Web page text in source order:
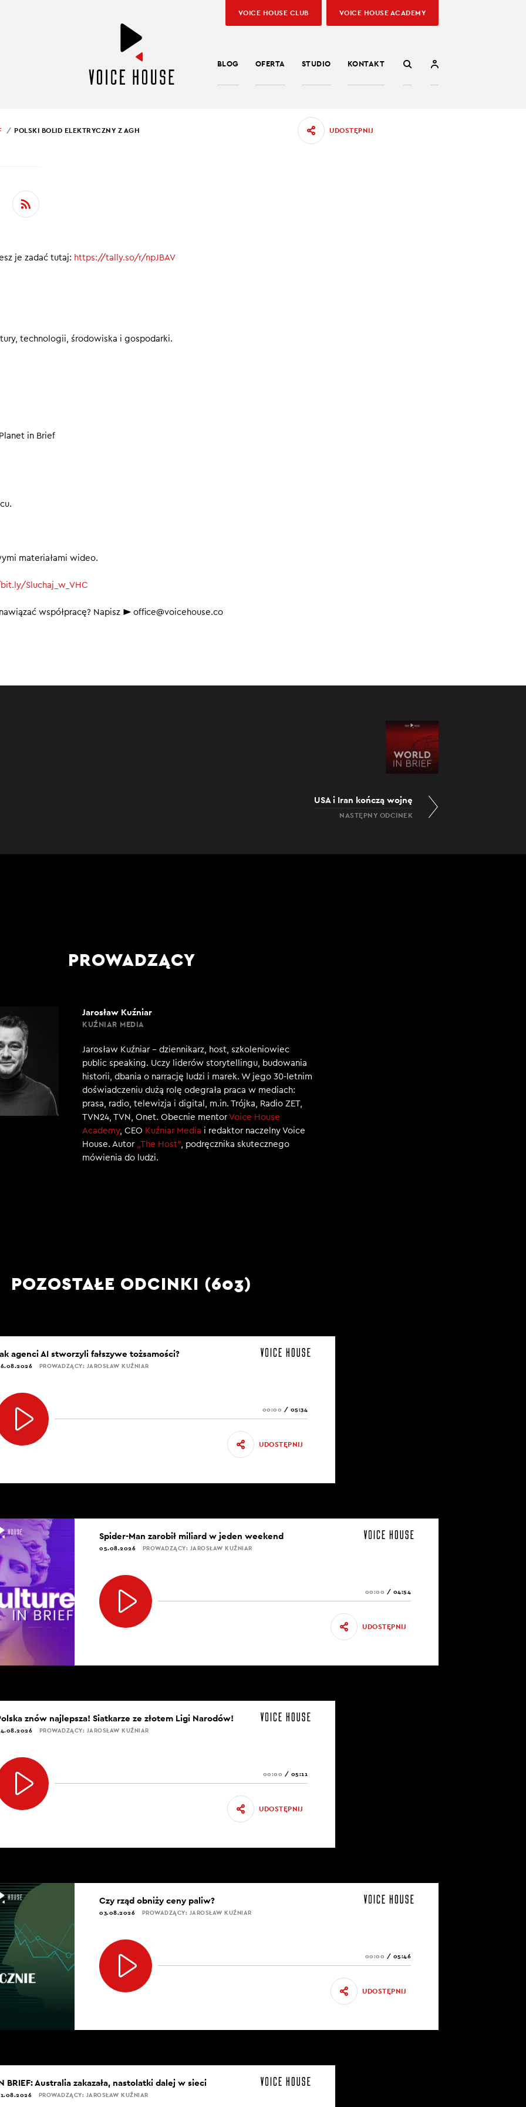
BLOG OFERTA STUDIO KONTAKT
VOICE HOUSE CLUB VOICE HOUSE ACADEMY
BOLID ELEKTRYCZNY Z
co-robimy/wystapienia-publiczne-szkolenia/⁠
POLSKI BOLID ELEKTRYCZNY Z AGH UDOSTĘPNIJ
je zadać tutaj: https://tally.so/r/npJBAV
technologii, środowiska i gospodarki.
in Brief
materiałami wideo.
Sluchaj_w_VHC
współpracę? Napisz ► office@voicehouse.co
USA i Iran kończą wojnę
NASTĘPNY ODCINEK
PROWADZĄCY
Jarosław Kuźniar
KUŹNIAR MEDIA
Jarosław Kuźniar – dziennikarz, host, szkoleniowiec
public speaking. Uczy liderów storytellingu, budowania
historii, dbania o narrację ludzi i marek. W jego 30-letnim
doświadczeniu dużą rolę odegrała praca w mediach:
prasa, radio, telewizja i digital, m.in. Trójka, Radio ZET,
TVN24, TVN, Onet. Obecnie mentorVoice House
Academy, CEO Kuźniar Media i redaktor naczelny Voice
House. Autor „The Host”, podręcznika skutecznego
mówienia do ludzi.
POZOSTAŁE ODCINKI (603)
agenci AI stworzyli fałszywe tożsamości?
PROWADZĄCY: JAROSŁAW KUŹNIAR
00:00 / 05:34
UDOSTĘPNIJ
Spider-Man zarobił miliard w jeden weekend
05.08.2026 PROWADZĄCY: JAROSŁAW KUŹNIAR
00:00 / 04:54
UDOSTĘPNIJ
znów najlepsza! Siatkarze ze złotem Ligi Narodów!
PROWADZĄCY: JAROSŁAW KUŹNIAR
00:00 / 05:11
UDOSTĘPNIJ
Czy rząd obniży ceny paliw?
03.08.2026 PROWADZĄCY: JAROSŁAW KUŹNIAR
00:00 / 05:46
UDOSTĘPNIJ
BRIEF: Australia zakazała, nastolatki dalej w sieci
PROWADZĄCY: JAROSŁAW KUŹNIAR